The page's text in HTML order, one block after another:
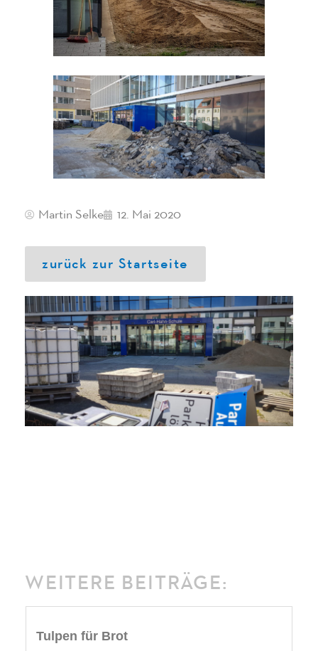
Martin Selke 12. Mai 2020
zurück zur Startseite
WEITERE BEITRÄGE:
Tulpen für Brot